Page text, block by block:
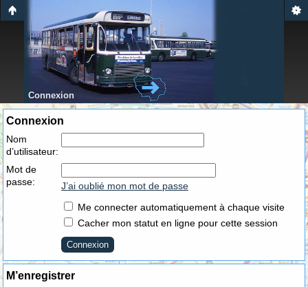
Connexion
Connexion
Nom
d’utilisateur:
Mot de
passe:
J’ai oublié mon mot de passe
Me connecter automatiquement à chaque visite
Cacher mon statut en ligne pour cette session
M’enregistrer